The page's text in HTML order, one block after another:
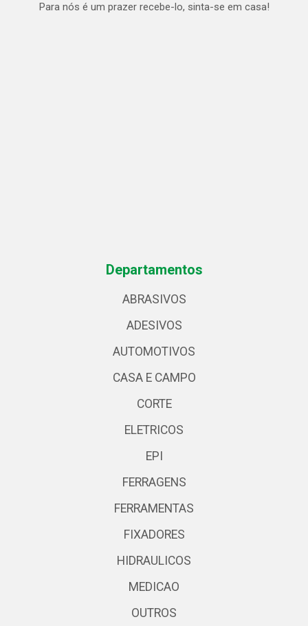
Para nós é um prazer recebe-lo, sinta-se em casa!
Departamentos
ABRASIVOS
ADESIVOS
AUTOMOTIVOS
CASA E CAMPO
CORTE
ELETRICOS
EPI
FERRAGENS
FERRAMENTAS
FIXADORES
HIDRAULICOS
MEDICAO
OUTROS